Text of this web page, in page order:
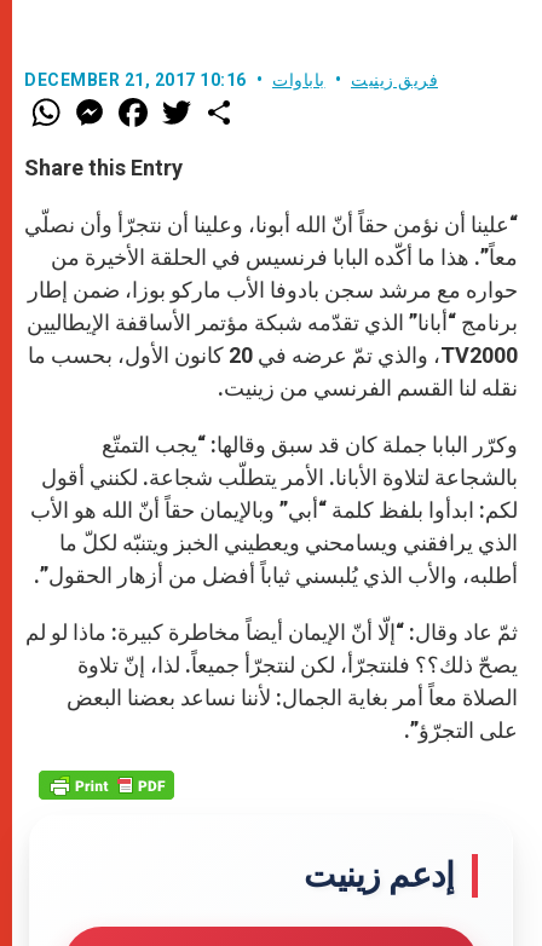
DECEMBER 21, 2017 10:16 فريق زينيت باباوات
W
h
t
s
p
p
M
e
s
e
g
e
r
F
a
e
b
o
k
T
w
r
Share this Entry
“علينا أن نؤمن حقاً أنّ الله أبونا، وعلينا أن نتجرّأ وأن نصلّي
معاً”. هذا ما أكّده البابا فرنسيس في الحلقة الأخيرة من
حواره مع مرشد سجن بادوفا الأب ماركو بوزا، ضمن إطار
برنامج “أبانا” الذي تقدّمه شبكة مؤتمر الأساقفة الإيطاليين
TV2000، والذي تمّ عرضه في 20 كانون الأول، بحسب ما
نقله لنا القسم الفرنسي من زينيت.
وكرّر البابا جملة كان قد سبق وقالها: “يجب التمتّع
بالشجاعة لتلاوة الأبانا. الأمر يتطلّب شجاعة. لكنني أقول
لكم: ابدأوا بلفظ كلمة “أبي” وبالإيمان حقاً أنّ الله هو الأب
الذي يرافقني ويسامحني ويعطيني الخبز ويتنبّه لكلّ ما
أطلبه، والأب الذي يُلبسني ثياباً أفضل من أزهار الحقول”.
ثمّ عاد وقال: “إلّا أنّ الإيمان أيضاً مخاطرة كبيرة: ماذا لو لم
يصحّ ذلك؟؟ فلنتجرّأ، لكن لنتجرّأ جميعاً. لذا، إنّ تلاوة
الصلاة معاً أمر بغاية الجمال: لأننا نساعد بعضنا البعض
على التجرّؤ”.
إدعم زينيت